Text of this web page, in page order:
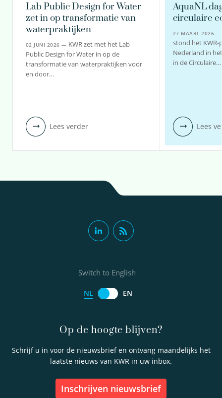
Lab Public Design for Water
zet in op transformatie van
waterpraktijken
02 JUNI 2026 — KWR zet met het Lab
Public Design for Water in op de
transformatie van waterpraktijken voor
en door…
Lees verder
AquaNL
circulaire
27 MAART 2026
stond het
Nederland in
in de Circulaire…
Lees
Op de hoogte blijven?
Schrijf u in voor de nieuwsbrief en ontvang maandelijks het
laatste nieuws van KWR in uw inbox.
inschrijven nieuwsbrief
Switch to English
NL EN